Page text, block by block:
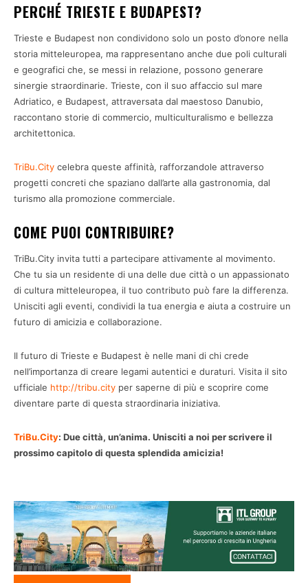
PERCHÉ TRIESTE E BUDAPEST?
Trieste e Budapest non condividono solo un posto d’onore nella
storia mitteleuropea, ma rappresentano anche due poli culturali
e geografici che, se messi in relazione, possono generare
sinergie straordinarie. Trieste, con il suo affaccio sul mare
Adriatico, e Budapest, attraversata dal maestoso Danubio,
raccontano storie di commercio, multiculturalismo e bellezza
architettonica.
TriBu.City celebra queste affinità, rafforzandole attraverso
progetti concreti che spaziano dall’arte alla gastronomia, dal
turismo alla promozione commerciale.
COME PUOI CONTRIBUIRE?
TriBu.City invita tutti a partecipare attivamente al movimento.
Che tu sia un residente di una delle due città o un appassionato
di cultura mitteleuropea, il tuo contributo può fare la differenza.
Unisciti agli eventi, condividi la tua energia e aiuta a costruire un
futuro di amicizia e collaborazione.
Il futuro di Trieste e Budapest è nelle mani di chi crede
nell’importanza di creare legami autentici e duraturi. Visita il sito
ufficiale http://tribu.city per saperne di più e scoprire come
diventare parte di questa straordinaria iniziativa.
TriBu.City: Due città, un’anima. Unisciti a noi per scrivere il
prossimo capitolo di questa splendida amicizia!